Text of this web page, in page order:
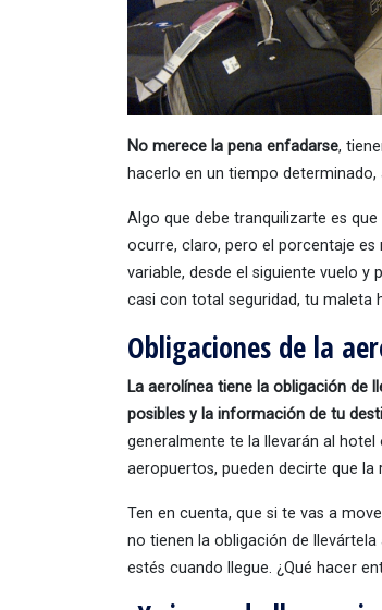
No merece la pena enfadarse,
hacerlo en un tiempo determinado,
Algo que debe tranquilizarte es
ocurre, claro, pero el porcentaje es
variable, desde el siguiente vuelo y
casi con total seguridad, tu maleta
Obligaciones de la
La aerolínea tiene la obligación de
posibles y la información de tu
generalmente te la llevarán al
aeropuertos, pueden decirte que
Ten en cuenta, que si te vas a
no tienen la obligación de
estés cuando llegue. ¿Qué hacer